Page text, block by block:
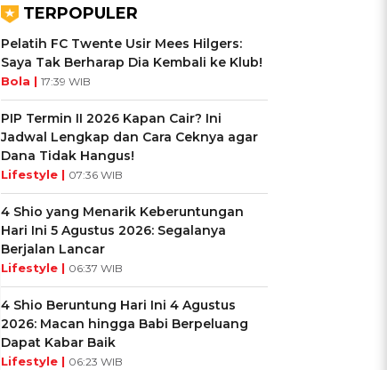
TERPOPULER
Pelatih FC Twente Usir Mees Hilgers:
Saya Tak Berharap Dia Kembali ke Klub!
Bola | 17:39 WIB
PIP Termin II 2026 Kapan Cair? Ini
Jadwal Lengkap dan Cara Ceknya agar
Dana Tidak Hangus!
Lifestyle | 07:36 WIB
4 Shio yang Menarik Keberuntungan
Hari Ini 5 Agustus 2026: Segalanya
Berjalan Lancar
Lifestyle | 06:37 WIB
4 Shio Beruntung Hari Ini 4 Agustus
2026: Macan hingga Babi Berpeluang
Dapat Kabar Baik
Lifestyle | 06:23 WIB